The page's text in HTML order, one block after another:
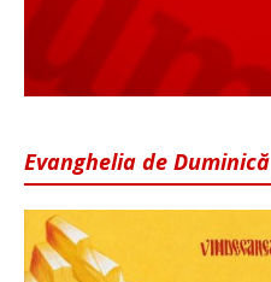
Evanghelia de Duminică